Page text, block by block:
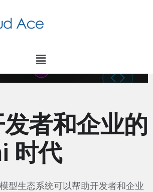
者和企业的
时代
型生态系统可以帮助开发者和企业